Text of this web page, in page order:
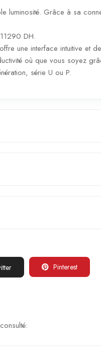
luminosité. Grâce à sa
DH.
une interface intuitive et
où que vous soyez
série U ou P.
Pinterest